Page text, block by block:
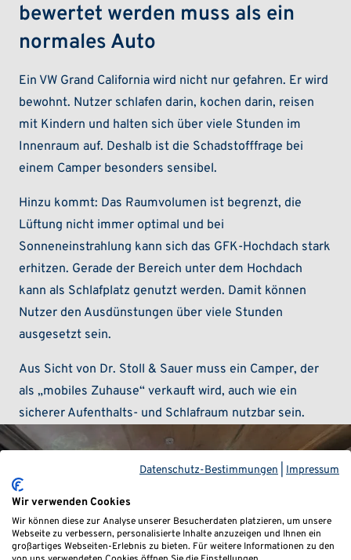
bewertet werden muss als ein
normales Auto
Ein VW Grand California wird nicht nur gefahren. Er wird
bewohnt. Nutzer schlafen darin, kochen darin, reisen
mit Kindern und halten sich über viele Stunden im
Innenraum auf. Deshalb ist die Schadstofffrage bei
einem Camper besonders sensibel.
Hinzu kommt: Das Raumvolumen ist begrenzt, die
Lüftung nicht immer optimal und bei
Sonneneinstrahlung kann sich das GFK-Hochdach stark
erhitzen. Gerade der Bereich unter dem Hochdach
kann als Schlafplatz genutzt werden. Damit können
Nutzer den Ausdünstungen über viele Stunden
ausgesetzt sein.
Aus Sicht von Dr. Stoll & Sauer muss ein Camper, der
als „mobiles Zuhause“ verkauft wird, auch wie ein
sicherer Aufenthalts- und Schlafraum nutzbar sein.
Datenschutz-Bestimmungen Impressum
Wir verwenden Cookies
Wir können diese zur Analyse unserer Besucherdaten platzieren, um unsere
Webseite zu verbessern, personalisierte Inhalte anzuzeigen und Ihnen ein
großartiges Webseiten-Erlebnis zu bieten. Für weitere Informationen zu den